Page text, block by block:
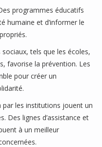
programmes éducatifs
humaine et d’informer le
tels que les écoles,
favorise la prévention. Les
pour créer un
par les institutions jouent un
Des lignes d’assistance et
à un meilleur